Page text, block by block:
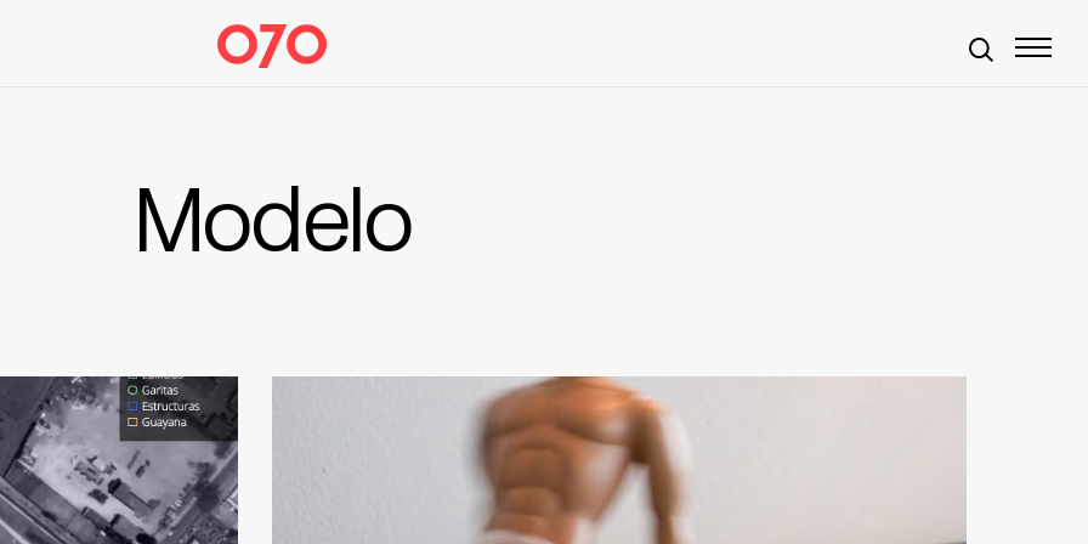
Modelo